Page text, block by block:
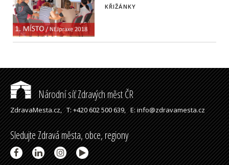
KŘIŽÁNKY
Národní síť Zdravých měst ČR
ZdravaMesta.cz,T: +420 602 500 639,E: info@zdravamesta.cz
Sledujte Zdravá města, obce, regiony